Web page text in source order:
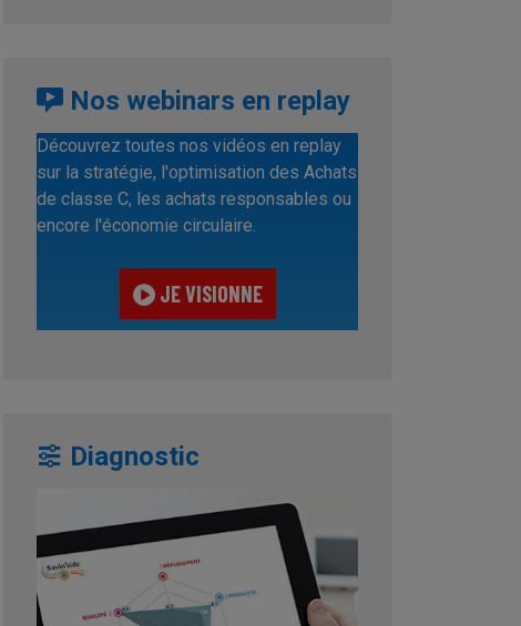
Nos webinars en replay
Découvrez toutes nos vidéos en replay
sur la stratégie, l'optimisation des Achats
de classe C, les achats responsables ou
encore l'économie circulaire.
JE VISIONNE
Diagnostic